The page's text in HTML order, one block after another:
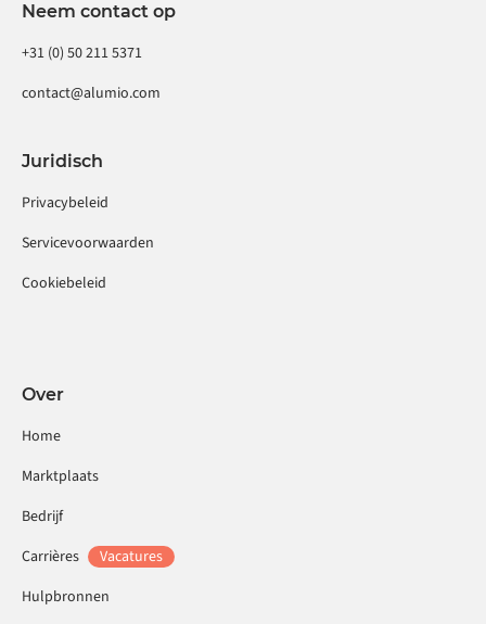
Neem contact op
+31 (0) 50 211 5371
contact@alumio.com
Juridisch
Privacybeleid
Servicevoorwaarden
Cookiebeleid
Over
Home
Marktplaats
Bedrijf
Carrières
Vacatures
Hulpbronnen